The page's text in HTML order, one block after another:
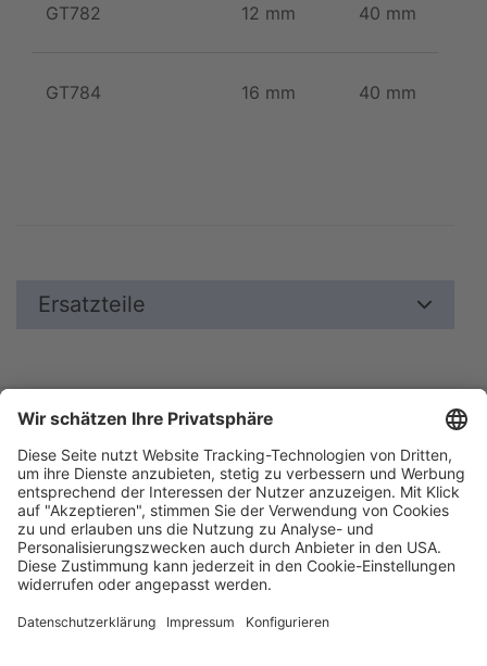
GT782 12 mm 40 mm
GT784 16 mm 40 mm
Ersatzteile
Blätterkatalog
Unternehmen
AGB
Messe
Garantie
Impressum
Datenschutz
Barrierefreiheitserklärung
Cookie-Einstellungen
Aesculap Schermaschinen